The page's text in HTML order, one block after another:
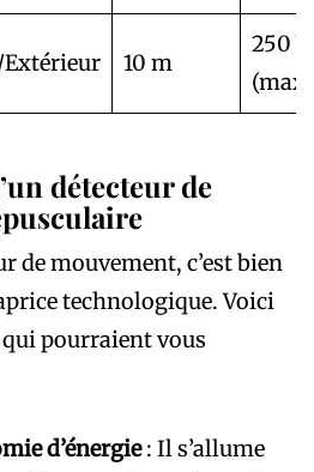
10 m
250
(max)
détecteur de
de mouvement, c’est bien
technologique. Voici
pourraient vous
d’énergie: Il s’allume